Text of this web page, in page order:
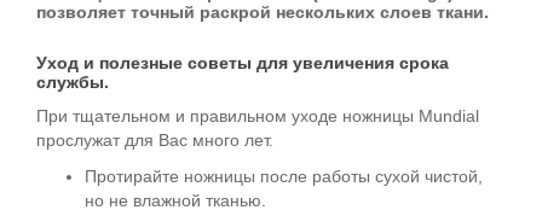
позволяет точный раскрой нескольких слоев ткани.
Уход и полезные советы для увеличения срока
службы.
При тщательном и правильном уходе ножницы Mundial
прослужат для Вас много лет.
Протирайте ножницы после работы сухой чистой,
но не влажной тканью.